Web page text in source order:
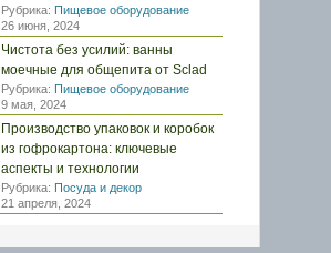
Рубрика: Пищевое оборудование
26 июня, 2024
Чистота без усилий: ванны
моечные для общепита от Sclad
Рубрика: Пищевое оборудование
9 мая, 2024
Производство упаковок и коробок
из гофрокартона: ключевые
аспекты и технологии
Рубрика: Посуда и декор
21 апреля, 2024